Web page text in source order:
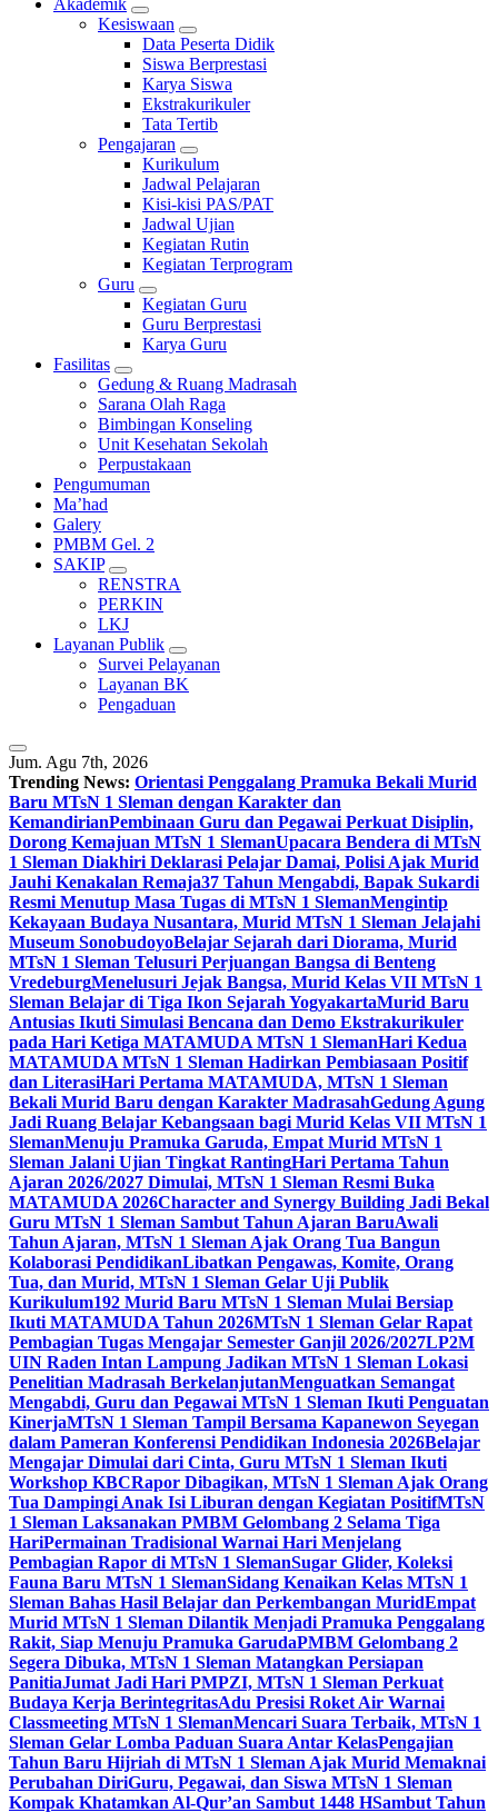
Akademik
Kesiswaan
Data Peserta Didik
Siswa Berprestasi
Karya Siswa
Ekstrakurikuler
Tata Tertib
Pengajaran
Kurikulum
Jadwal Pelajaran
Kisi-kisi PAS/PAT
Jadwal Ujian
Kegiatan Rutin
Kegiatan Terprogram
Guru
Kegiatan Guru
Guru Berprestasi
Karya Guru
Fasilitas
Gedung & Ruang Madrasah
Sarana Olah Raga
Bimbingan Konseling
Unit Kesehatan Sekolah
Perpustakaan
Pengumuman
Ma’had
Galery
PMBM Gel. 2
SAKIP
RENSTRA
PERKIN
LKJ
Layanan Publik
Survei Pelayanan
Layanan BK
Pengaduan
Jum. Agu 7th, 2026
Trending News: Orientasi Penggalang Pramuka Bekali Murid
Baru MTsN 1 Sleman dengan Karakter dan
KemandirianPembinaan Guru dan Pegawai Perkuat Disiplin,
Dorong Kemajuan MTsN 1 SlemanUpacara Bendera di MTsN
1 Sleman Diakhiri Deklarasi Pelajar Damai, Polisi Ajak Murid
Jauhi Kenakalan Remaja37 Tahun Mengabdi, Bapak Sukardi
Resmi Menutup Masa Tugas di MTsN 1 SlemanMengintip
Kekayaan Budaya Nusantara, Murid MTsN 1 Sleman Jelajahi
Museum SonobudoyoBelajar Sejarah dari Diorama, Murid
MTsN 1 Sleman Telusuri Perjuangan Bangsa di Benteng
VredeburgMenelusuri Jejak Bangsa, Murid Kelas VII MTsN 1
Sleman Belajar di Tiga Ikon Sejarah YogyakartaMurid Baru
Antusias Ikuti Simulasi Bencana dan Demo Ekstrakurikuler
pada Hari Ketiga MATAMUDA MTsN 1 SlemanHari Kedua
MATAMUDA MTsN 1 Sleman Hadirkan Pembiasaan Positif
dan LiterasiHari Pertama MATAMUDA, MTsN 1 Sleman
Bekali Murid Baru dengan Karakter MadrasahGedung Agung
Jadi Ruang Belajar Kebangsaan bagi Murid Kelas VII MTsN 1
SlemanMenuju Pramuka Garuda, Empat Murid MTsN 1
Sleman Jalani Ujian Tingkat RantingHari Pertama Tahun
Ajaran 2026/2027 Dimulai, MTsN 1 Sleman Resmi Buka
MATAMUDA 2026Character and Synergy Building Jadi Bekal
Guru MTsN 1 Sleman Sambut Tahun Ajaran BaruAwali
Tahun Ajaran, MTsN 1 Sleman Ajak Orang Tua Bangun
Kolaborasi PendidikanLibatkan Pengawas, Komite, Orang
Tua, dan Murid, MTsN 1 Sleman Gelar Uji Publik
Kurikulum192 Murid Baru MTsN 1 Sleman Mulai Bersiap
Ikuti MATAMUDA Tahun 2026MTsN 1 Sleman Gelar Rapat
Pembagian Tugas Mengajar Semester Ganjil 2026/2027LP2M
UIN Raden Intan Lampung Jadikan MTsN 1 Sleman Lokasi
Penelitian Madrasah BerkelanjutanMenguatkan Semangat
Mengabdi, Guru dan Pegawai MTsN 1 Sleman Ikuti Penguatan
KinerjaMTsN 1 Sleman Tampil Bersama Kapanewon Seyegan
dalam Pameran Konferensi Pendidikan Indonesia 2026Belajar
Mengajar Dimulai dari Cinta, Guru MTsN 1 Sleman Ikuti
Workshop KBCRapor Dibagikan, MTsN 1 Sleman Ajak Orang
Tua Dampingi Anak Isi Liburan dengan Kegiatan PositifMTsN
1 Sleman Laksanakan PMBM Gelombang 2 Selama Tiga
HariPermainan Tradisional Warnai Hari Menjelang
Pembagian Rapor di MTsN 1 SlemanSugar Glider, Koleksi
Fauna Baru MTsN 1 SlemanSidang Kenaikan Kelas MTsN 1
Sleman Bahas Hasil Belajar dan Perkembangan MuridEmpat
Murid MTsN 1 Sleman Dilantik Menjadi Pramuka Penggalang
Rakit, Siap Menuju Pramuka GarudaPMBM Gelombang 2
Segera Dibuka, MTsN 1 Sleman Matangkan Persiapan
PanitiaJumat Jadi Hari PMPZI, MTsN 1 Sleman Perkuat
Budaya Kerja BerintegritasAdu Presisi Roket Air Warnai
Classmeeting MTsN 1 SlemanMencari Suara Terbaik, MTsN 1
Sleman Gelar Lomba Paduan Suara Antar KelasPengajian
Tahun Baru Hijriah di MTsN 1 Sleman Ajak Murid Memaknai
Perubahan DiriGuru, Pegawai, dan Siswa MTsN 1 Sleman
Kompak Khatamkan Al-Qur’an Sambut 1448 HSambut Tahun